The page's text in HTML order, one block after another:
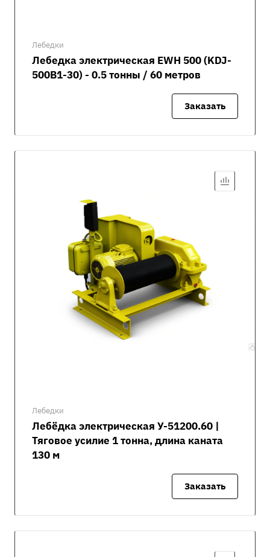
Лебедки
Лебедка электрическая EWH 500 (KDJ-
500B1-30) - 0.5 тонны / 60 метров
Заказать
Лебедки
Лебёдка электрическая У-51200.60 |
Тяговое усилие 1 тонна, длина каната
130 м
Заказать